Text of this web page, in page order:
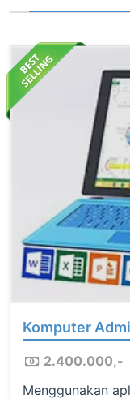
Komputer
2.400.000,-
Menggunakan